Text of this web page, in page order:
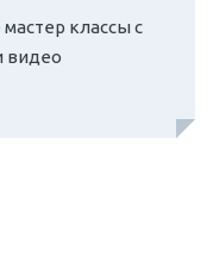
классы с
видео